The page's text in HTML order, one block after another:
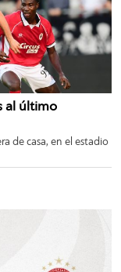
al último
de casa, en el estadio